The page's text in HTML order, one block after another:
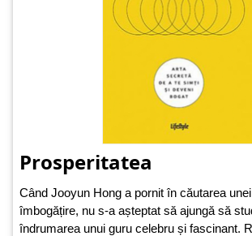
Prosperitatea
Când Jooyun Hong a pornit în căutarea
îmbogățire, nu s-a așteptat să ajungă să
îndrumarea unui guru celebru și fascinant.